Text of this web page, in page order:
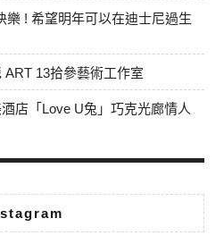
樂 ! 希望明年可以在迪士尼過生
13拾參藝術工作室
店「Love U兔」巧克光廊情人